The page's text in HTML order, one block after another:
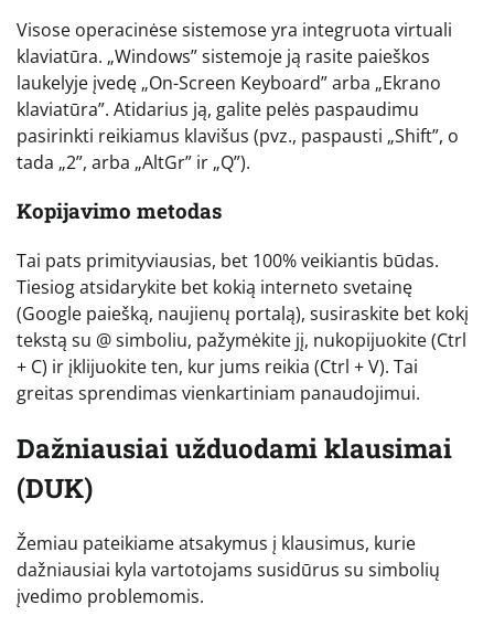
Visose operacinėse sistemose yra integruota virtuali
klaviatūra. „Windows” sistemoje ją rasite paieškos
laukelyje įvedę „On-Screen Keyboard” arba „Ekrano
klaviatūra”. Atidarius ją, galite pelės paspaudimu
pasirinkti reikiamus klavišus (pvz., paspausti „Shift”, o
tada „2”, arba „AltGr” ir „Q”).
Kopijavimo metodas
Tai pats primityviausias, bet 100% veikiantis būdas.
Tiesiog atsidarykite bet kokią interneto svetainę
(Google paiešką, naujienų portalą), susiraskite bet kokį
tekstą su @ simboliu, pažymėkite jį, nukopijuokite (Ctrl
+ C) ir įklijuokite ten, kur jums reikia (Ctrl + V). Tai
greitas sprendimas vienkartiniam panaudojimui.
Dažniausiai užduodami klausimai
(DUK)
Žemiau pateikiame atsakymus į klausimus, kurie
dažniausiai kyla vartotojams susidūrus su simbolių
įvedimo problemomis.